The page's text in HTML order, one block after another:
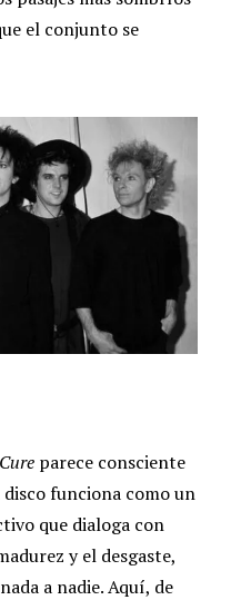
el conjunto se
parece consciente
funciona como un
que dialoga con
y el desgaste,
a nadie. Aquí, de